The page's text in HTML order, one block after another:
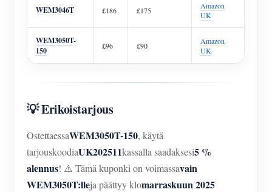
WEM3046T £186 £175
Amazon
UK
WEM3050T-
150
£96 £90
Amazon
UK
💡 Erikoistarjous
OstettaessaWEM3050T-150, käytä
tarjouskoodiaUK202511kassalla saadaksesi5 %
alennus! ⚠️ Tämä kuponki on voimassavain
WEM3050T:lleja päättyy klomarraskuun 2025